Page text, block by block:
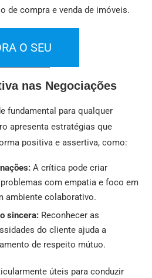
de compra e venda de imóveis.
O SEU
nas Negociações
fundamental para qualquer
apresenta estratégias que
positiva e assertiva, como:
A crítica pode criar
com empatia e foco em
ambiente colaborativo.
sincera: Reconhecer as
do cliente ajuda a
de respeito mútuo.
úteis para conduzir